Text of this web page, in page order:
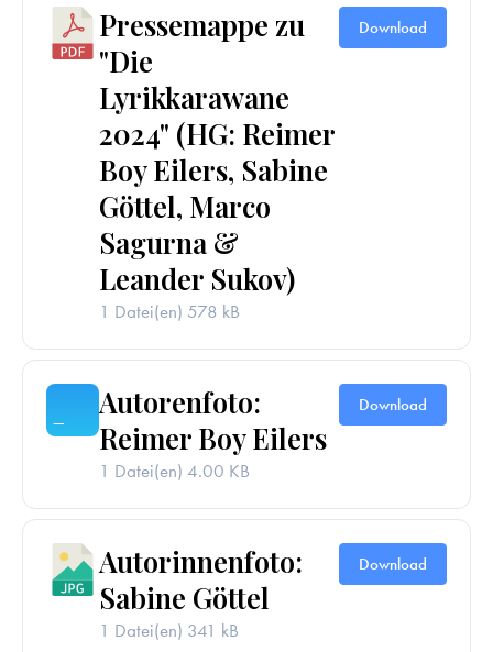
Pressemappe zu
"Die
Lyrikkarawane
2024" (HG: Reimer
Boy Eilers, Sabine
Göttel, Marco
Sagurna &
Leander Sukov)
1 Datei(en) 578 kB
Download
Autorenfoto:
Reimer Boy Eilers
1 Datei(en)4.00 KB
Download
Autorinnenfoto:
Sabine Göttel
1 Datei(en) 341 kB
Download